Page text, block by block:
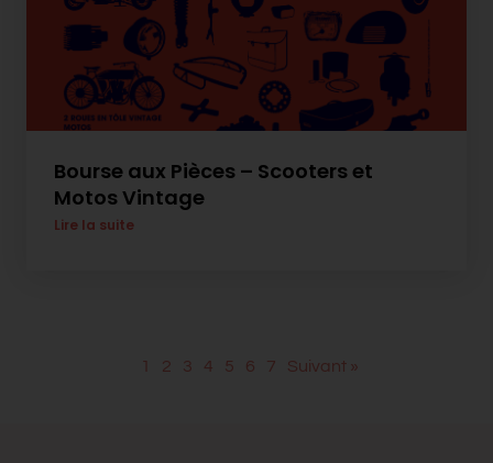
Bourse aux Pièces – Scooters et
Motos Vintage
Lire la suite
1 2 3 4 5 6 7 Suivant »